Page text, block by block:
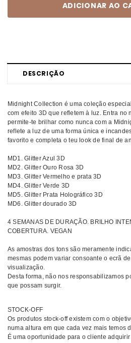
DESCRIÇÃO
Midnight Collection é uma coleção
com efeito 3D que refletem à luz. Entra no
permite-te brilhar como nunca com a
reflete a luz de uma forma única e
favorito e completa o teu look de final de
MD1. Glitter Azul 3D
MD2. Glitter Ouro Rosa 3D
MD3. Glitter Vermelho e prata 3D
MD4. Glitter Verde 3D
MD5. Glitter Prata Holográfico 3D
MD6. Glitter dourado 3D
4 SEMANAS DE DURAÇÃO. BRILHO
COBERTURA. VEGAN
As amostras dos tons são meramente
mesmas podem variar consoante o ecrã
visualização.
Desta forma, não nos responsabilizamos
que possam surgir.
STOCK-OFF
Os produtos stock-off existem com o
numa altura em que cada vez mais temos
É uma oportunidade para o cliente